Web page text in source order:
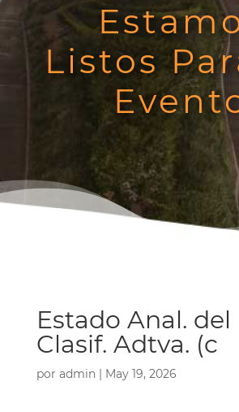
Listos
Estado Anal. del
Clasif. Adtva. (c
por admin| May 19, 2026